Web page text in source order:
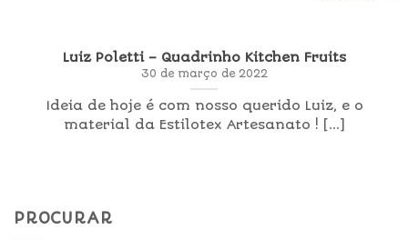
Luiz Poletti – Quadrinho Kitchen Fruits
30 de março de 2022
Ideia de hoje é com nosso querido Luiz, e o
material da Estilotex Artesanato ! [...]
PROCURAR